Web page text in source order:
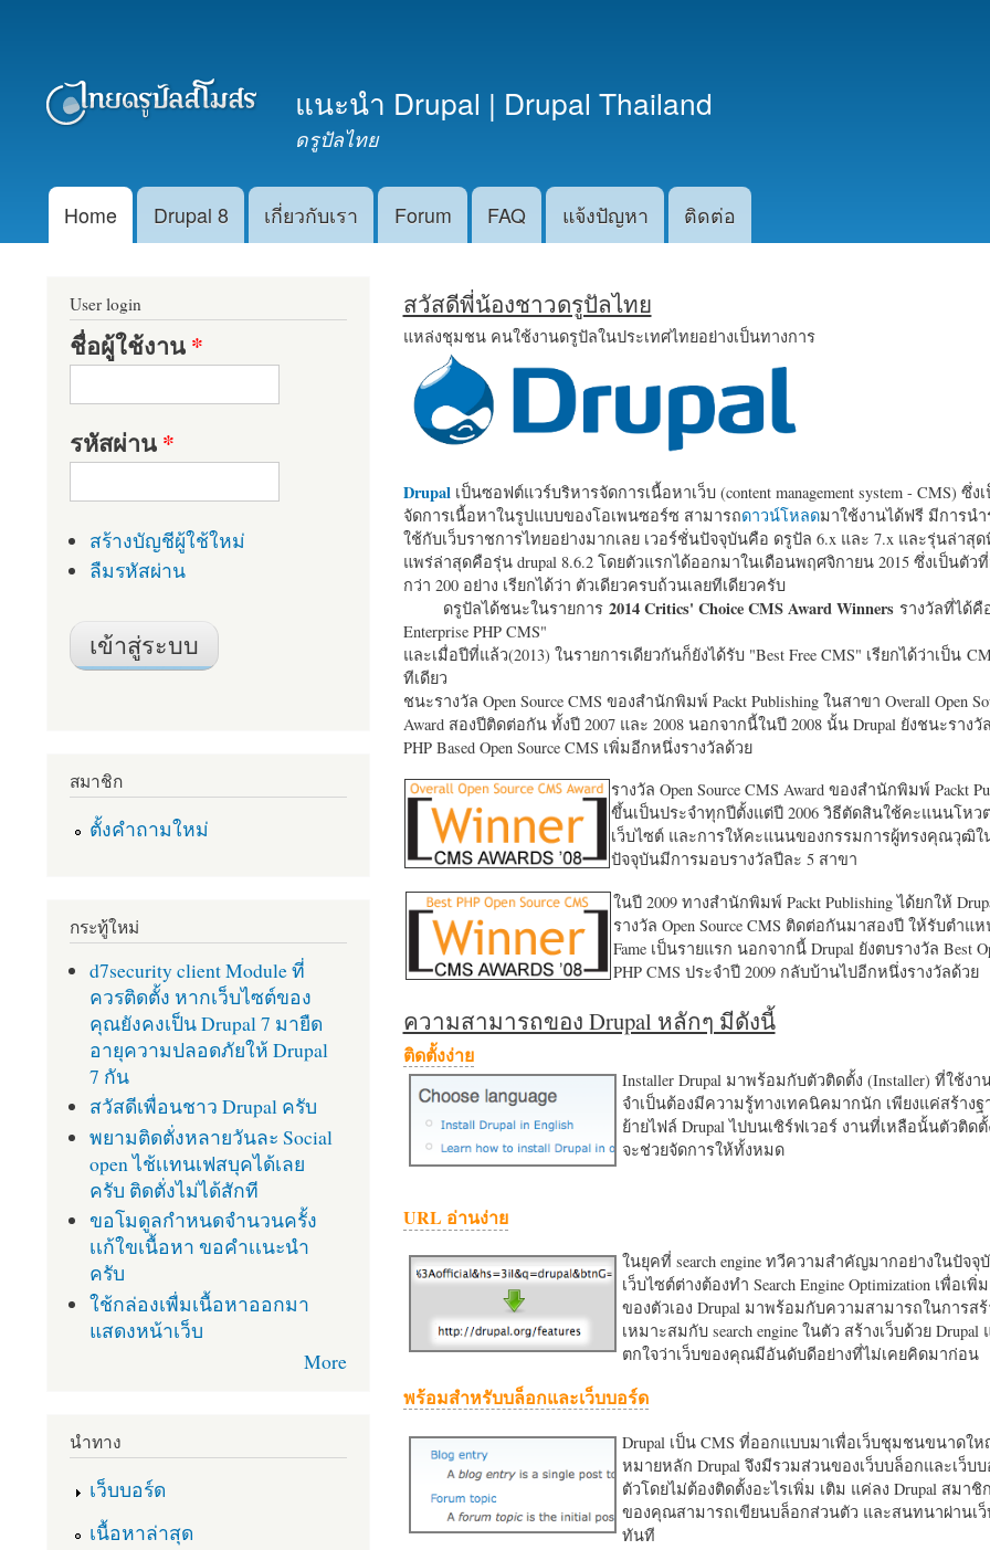
หลัก
แนะนำ Drupal | Drupal Thailand
ดรูปัลไทย
Main menu
Home Drupal 8 เกี่ยวกับเรา Forum FAQ แจ้งปัญหา ติดต่อ
สวัสดีพี่น้องชาวดรูปัลไทย
แหล่งชุมชน คนใช้งานดรูปัลในประเทศไทยอย่างเป็นทางการ
Drupalเป็นซอฟต์แวร์บริหารจัดการเนื้อหาเว็บ (content management system - CMS) ซึ่ง
จัดการเนื้อหาในรูปแบบของโอเพนซอร์ซ สามารถดาวน์โหลดมาใช้งานได้ฟรี มีการน
ใช้กับเว็บราชการไทยอย่างมากเลย เวอร์ชั่นปัจจุบันคือ ดรูปัล 6.x และ 7.x และรุ่นล่าสุด
แพร่ล่าสุดคือรุ่น drupal 8.6.2 โดยตัวแรกได้ออกมาในเดือนพฤศจิกายน 2015 ซึ่งเป็นตั
กว่า 200 อย่าง เรียกได้ว่า ตัวเดียวครบถ้วนเลยทีเดียวครับ
ดรูปัลได้ชนะในรายการ 2014 Critics' Choice CMS Award Winners รางวัลที่ได้คื
Enterprise PHP CMS"
และเมื่อปีที่แล้ว(2013) ในรายการเดียวกันก็ยังได้รับ "Best Free CMS" เรียกได้ว่าเป็น
ทีเดียว
ชนะรางวัล Open Source CMS ของสำนักพิมพ์ Packt Publishing ในสาขา Overall Open
Award สองปีติดต่อกัน ทั้งปี 2007 และ 2008 นอกจากนี้ในปี 2008 นั้น Drupal ยังชนะรางวั
PHP Based Open Source CMS เพิ่มอีกหนึ่งรางวัลด้วย
รางวัล Open Source CMS Award ของสำนักพิมพ์ Packt
ขึ้นเป็นประจำทุกปีตั้งแต่ปี 2006 วิธีตัดสินใช้คะแนนโหว
เว็บไซต์ และการให้คะแนนของกรรมการผู้ทรงคุณวุฒิใ
ปัจจุบันมีการมอบรางวัลปีละ 5 สาขา
ในปี 2009 ทางสำนักพิมพ์ Packt Publishing ได้ยกให้
รางวัล Open Source CMS ติดต่อกันมาสองปี ให้รับตำแ
Fame เป็นรายแรก นอกจากนี้ Drupal ยังตบรางวัล Best
PHP CMS ประจำปี 2009 กลับบ้านไปอีกหนึ่งรางวัลด้วย
ความสามารถของ Drupal หลักๆ มีดังนี้
ติดตั้งง่าย
Installer Drupal มาพร้อมกับตัวติดตั้ง (Installer) ที่ใช้งา
จำเป็นต้องมีความรู้ทางเทคนิคมากนัก เพียงแค่สร้าง
ย้ายไฟล์ Drupal ไปบนเซิร์ฟเวอร์ งานที่เหลือนั้นตัวติดตั้
จะช่วยจัดการให้ทั้งหมด
URL อ่านง่าย
ในยุคที่ search engine ทวีความสำคัญมากอย่างในปัจจุ
เว็บไซต์ต่างต้องทำ Search Engine Optimization เพื่อเ
ของตัวเอง Drupal มาพร้อมกับความสามารถในการสร้
เหมาะสมกับ search engine ในตัว สร้างเว็บด้วย
ตกใจว่าเว็บของคุณมีอันดับดีอย่างที่ไม่เคยคิดมาก่อน
พร้อมสำหรับบล็อกและเว็บบอร์ด
Drupal เป็น CMS ที่ออกแบบมาเพื่อเว็บชุมชนขนาดให
หมายหลัก Drupal จึงมีรวมส่วนของเว็บบล็อกและเว็บ
ตัวโดยไม่ต้องติดตั้งอะไรเพิ่ม เติม แค่ลง Drupal สมาชิ
ของคุณสามารถเขียนบล็อกส่วนตัว และสนทนาผ่านเว็
ทันที
User login
ชื่อผู้ใช้งาน*
รหัสผ่าน*
สร้างบัญชีผู้ใช้ใหม่
ลืมรหัสผ่าน
สมาชิก
ตั้งคำถามใหม่
กระทู้ใหม่
d7security client Module ที่
ควรติดตั้ง หากเว็บไซต์ของ
คุณยังคงเป็น Drupal 7 มายืด
อายุความปลอดภัยให้ Drupal
7 กัน
สวัสดีเพื่อนชาว Drupal ครับ
พยามติดตั่งหลายวันละ Social
open ไช้เเทนเฟสบุคได้เลย
ครับ ติดตั่งไม่ได้สักที
ขอโมดูลกำหนดจำนวนครั้ง
เเก้ใขเนื้อหา ขอคำเเนะนำ
ครับ
ใช้กล่องเพื่มเนื้อหาออกมา
แสดงหน้าเว็บ
More
นำทาง
เว็บบอร์ด
เนื้อหาล่าสุด